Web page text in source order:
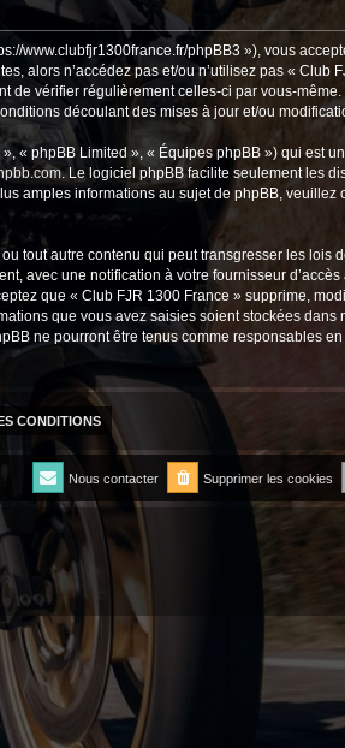
www.clubfjr1300france.fr/phpBB3 »), vous
alors n’accédez pas et/ou n’utilisez pas « Club
de vérifier régulièrement celles-ci par vous-
découlant des mises à jour et/ou
« phpBB Limited », « Équipes phpBB ») qui est
. Le logiciel phpBB facilite seulement les
amples informations au sujet de phpBB, veuillez
tout autre contenu qui peut transgresser les lois
avec une notification à votre fournisseur
que « Club FJR 1300 France » supprime,
que vous avez saisies soient stockées dans
ne pourront être tenus comme responsables
Supprimer les cookies
Nous contacter